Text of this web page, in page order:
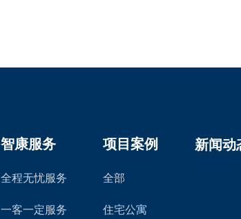
智康服务
全程无忧服务
一客一定服务
项目案例
全部
住宅公寓
新闻动